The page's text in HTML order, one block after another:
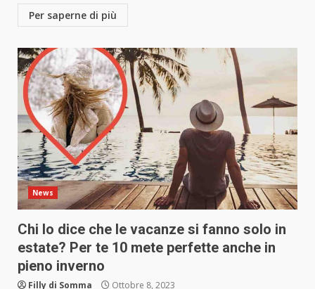
Per saperne di più
News
Chi lo dice che le vacanze si fanno solo in
estate? Per te 10 mete perfette anche in
pieno inverno
Filly di Somma Ottobre 8, 2023